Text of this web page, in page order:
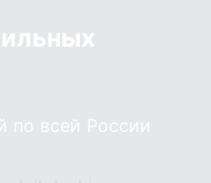
по всей России